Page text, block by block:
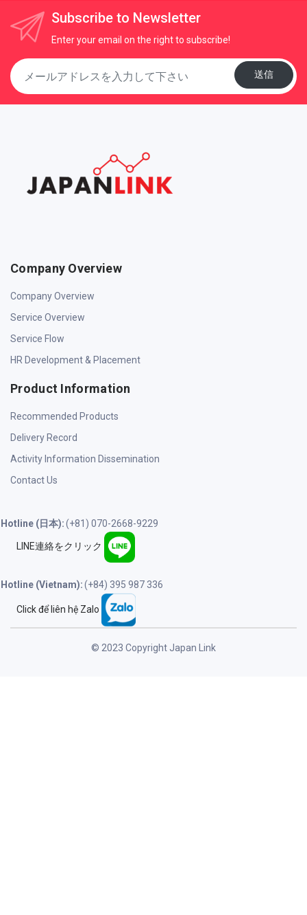
Subscribe to Newsletter
Enter your email on the right to subscribe!
送信
Company Overview
Company Overview
Service Overview
Service Flow
HR Development & Placement
Product Information
Recommended Products
Delivery Record
Activity Information Dissemination
Contact Us
Hotline (日本):(+81) 070-2668-9229
LINE連絡をクリック
Hotline (Vietnam):(+84) 395 987 336
Click để liên hệ Zalo
© 2023 Copyright Japan Link